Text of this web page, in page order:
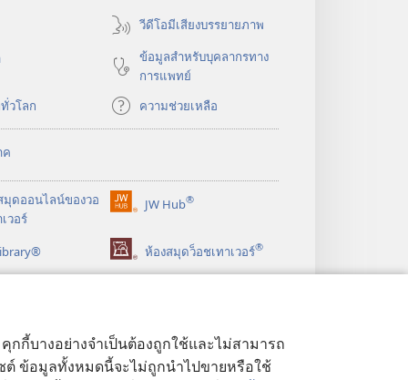
กี้บางอย่างจำเป็นต้องถูกใช้และไม่สามารถ
ต์ ข้อมูลทั้งหมดนี้จะไม่ถูกนำไปขายหรือใช้
วีดีโอมีเสียงบรรยายภาพ
ข้อมูล​สำหรับ​บุคลากร​ทาง​
การ​แพทย์
ว​โลก
ความช่วยเหลือ
ค
มุดออนไลน์ของวอ
วอร์
JW Hub®
(เปิด
ใหม่) ห้องสมุดว็อชเทาเวอร์®